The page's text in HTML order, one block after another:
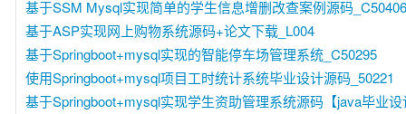
基于SSM Mysql实现简单的学生信息增删改查案例源码_C50406
基于ASP实现网上购物系统源码+论文下载_L004
基于Springboot+mysql实现的智能停车场管理系统_C50295
使用Springboot+mysql项目工时统计系统毕业设计源码_50221
基于Springboot+mysql实现学生资助管理系统源码【java毕业